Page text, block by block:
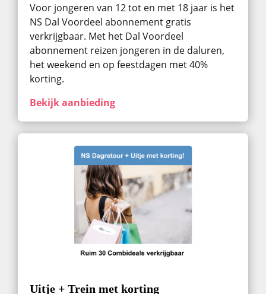
Voor jongeren van 12 tot en met 18 jaar is het
NS Dal Voordeel abonnement gratis
verkrijgbaar. Met het Dal Voordeel
abonnement reizen jongeren in de daluren,
het weekend en op feestdagen met 40%
korting.
Bekijk aanbieding
Uitje + Trein met korting